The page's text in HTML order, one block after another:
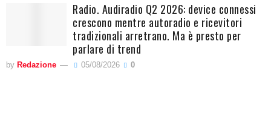
Radio. Audiradio Q2 2026: device connessi
crescono mentre autoradio e ricevitori
tradizionali arretrano. Ma è presto per
parlare di trend
by Redazione 05/08/2026 0